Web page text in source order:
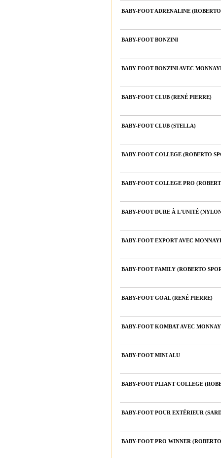
BABY-FOOT ADRENALINE
BABY-FOOT BONZINI
BABY-FOOT BONZINI AVEC
BABY-FOOT CLUB (RENÉ PIERRE)
BABY-FOOT CLUB (STELLA)
BABY-FOOT COLLEGE (ROBERTO
BABY-FOOT COLLEGE PRO
BABY-FOOT DURE À L'UNITÉ
BABY-FOOT EXPORT AVEC
BABY-FOOT FAMILY (ROBERTO
BABY-FOOT GOAL (RENÉ PIERRE)
BABY-FOOT KOMBAT AVEC
BABY-FOOT MINI ALU
BABY-FOOT PLIANT COLLEGE
BABY-FOOT POUR EXTÉRIEUR
BABY-FOOT PRO WINNER